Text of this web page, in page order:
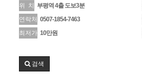
위 치
부평역 4출 도보3분
연락처 0507-1854-7463
최저가 10만원
검색